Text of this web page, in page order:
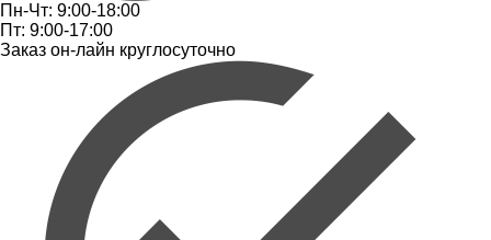
Пн-Чт: 9:00-18:00
Пт: 9:00-17:00
Заказ он-лайн круглосуточно